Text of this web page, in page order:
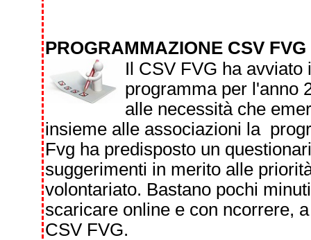
PROGRAMMAZIONE CSV
Il CSV FVG ha
programma per l'anno
alle necessità che
insieme alle associazioni la
Fvg ha predisposto un
suggerimenti in merito alle
volontariato. Bastano pochi
scaricare online e con ncorrere,
CSV FVG.